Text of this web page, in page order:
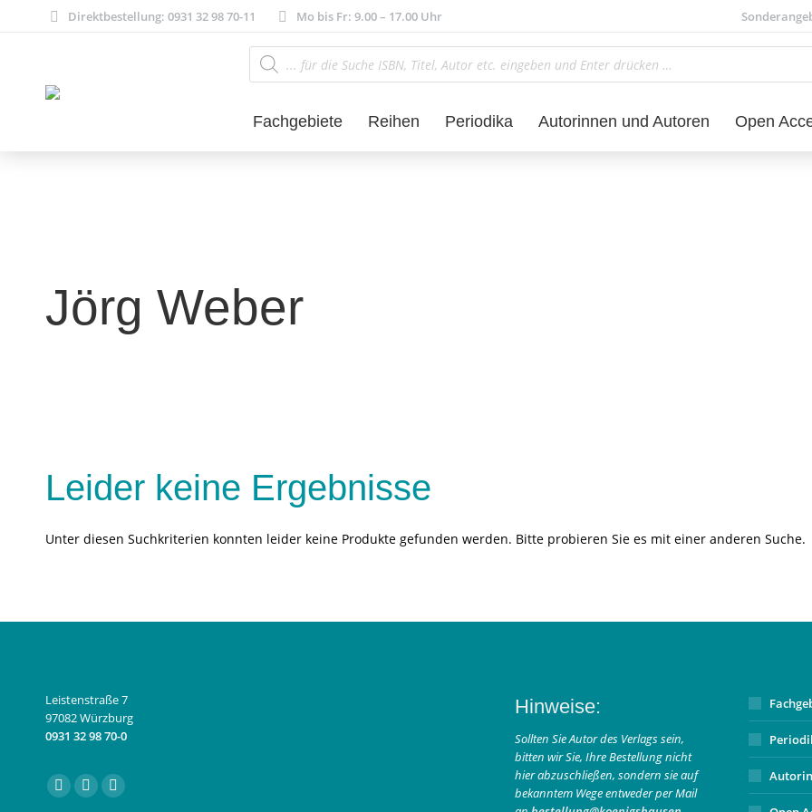
Direktbestellung: 0931 32 98 70-11 Mo bis Fr: 9.00 – 17.00 Uhr
Products
search
Fachgebiete Reihen Periodika Autorinnen und Autoren Open
Jörg Weber
Leider keine Ergebnisse
Unter diesen Suchkriterien konnten leider keine Produkte gefunden werden. Bitte probieren Sie es mit einer anderen Suche.
Leistenstraße 7
97082 Würzburg
0931 32 98 70-0
Finden Sie uns auf:
FacebookInstagram
E-
Hinweise:
Sollten Sie Autor des Verlags sein,
bitten wir Sie, Ihre Bestellung nicht
hier abzuschließen, sondern sie auf
bekanntem Wege entweder per Mail